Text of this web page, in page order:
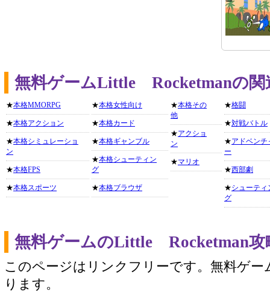
無料ゲームLittle Rocketmanの関
★本格MMORPG
★本格アクション
★本格シミュレーショ
ン
★本格FPS
★本格スポーツ
★本格女性向け
★本格カード
★本格ギャンブル
★本格シューティン
グ
★本格ブラウザ
★本格その
他
★アクショ
ン
★マリオ
★格闘
★対戦バトル
★アドベンチ
ー
★西部劇
★シューティ
グ
無料ゲームのLittle Rocketman攻
このページはリンクフリーです。無料ゲー
ります。